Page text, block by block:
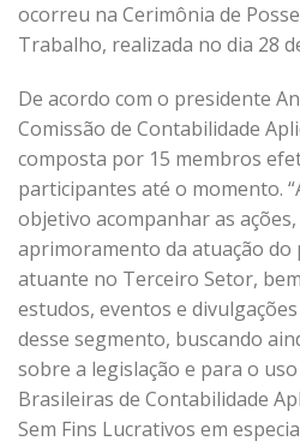
ocorreu na Cerimônia de
Trabalho, realizada no dia 28
De acordo com o presidente
Comissão de Contabilidade
composta por 15 membros
participantes até o momento.
objetivo acompanhar as
aprimoramento da atuação
atuante no Terceiro Setor,
estudos, eventos e
desse segmento, buscando
sobre a legislação e para o
Brasileiras de Contabilidade
Sem Fins Lucrativos em